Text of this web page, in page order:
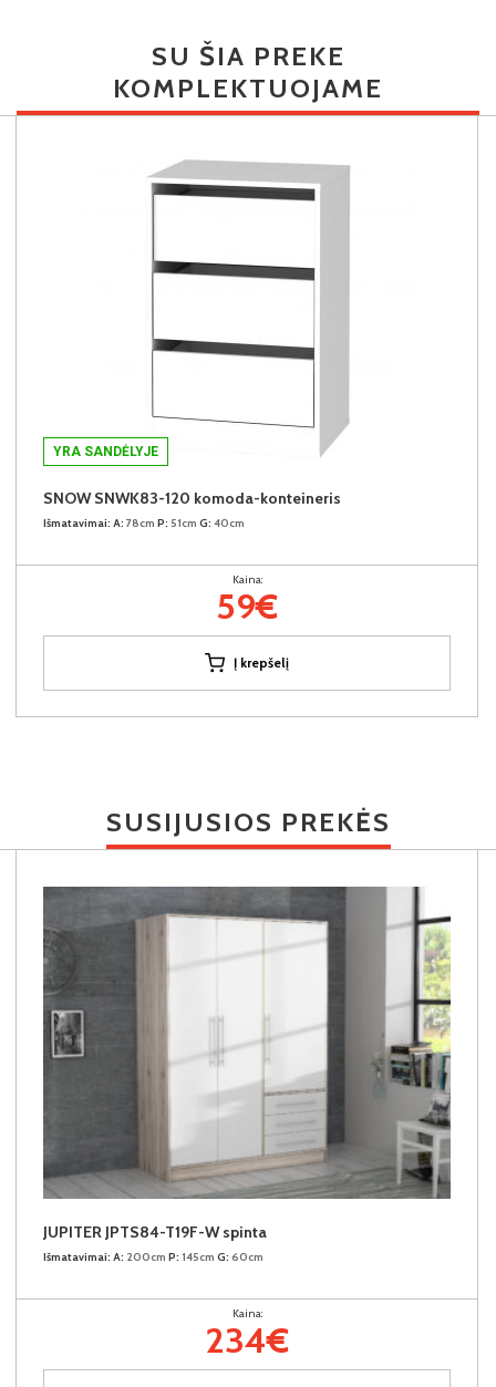
SU ŠIA PREKE
KOMPLEKTUOJAME
YRA SANDĖLYJE
SNOW SNWK83-120 komoda-konteineris
Išmatavimai: A: 78cm P: 51cm G: 40cm
Kaina:
59€
Į krepšelį
SUSIJUSIOS PREKĖS
JUPITER JPTS84-T19F-W spinta
Išmatavimai: A: 200cm P: 145cm G: 60cm
Kaina:
234€